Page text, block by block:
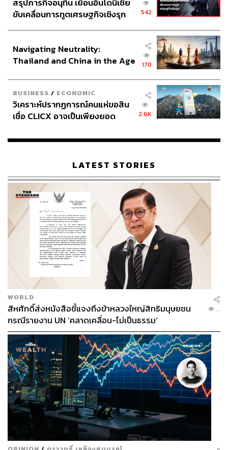
สรุปภารกิจอนุทิน เยือนอินโดนีเซีย
ขับเคลื่อนการทูตเศรษฐกิจเชิงรุก
542
Navigating Neutrality:
Thailand and China in the Age
170
BUSINESS / ECONOMIC
วิเคราะห์ปรากฏการณ์คนแห่ขอสิน
เชื่อ CLICX อาจเป็นเพียงยอด
เรือนไทยที่ถูกซุกไว้
2.6K
LATEST STORIES
WORLD
สีหศักดิ์ส่งหนังสือชี้แจงถึงข้าหลวงใหญ่สิทธิมนุษยชน
กรณีรายงาน UN ‘คลาดเคลื่อน-ไม่เป็นธรรม’
...